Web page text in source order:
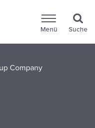
Menü Suche
Company